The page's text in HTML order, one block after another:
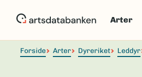
Arter
Forside Arter Dyreriket Leddyr